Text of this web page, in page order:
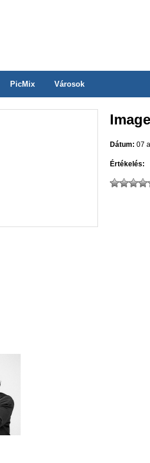
PicMix Városok
Dátum: 07
Értékelés: